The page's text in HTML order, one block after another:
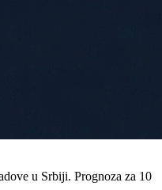
u Srbiji. Prognoza za 10